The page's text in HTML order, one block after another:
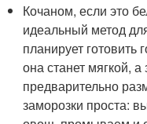
Кочаном, если это
идеальный метод
планирует готовить
она станет мягкой,
предварительно
заморозки проста: